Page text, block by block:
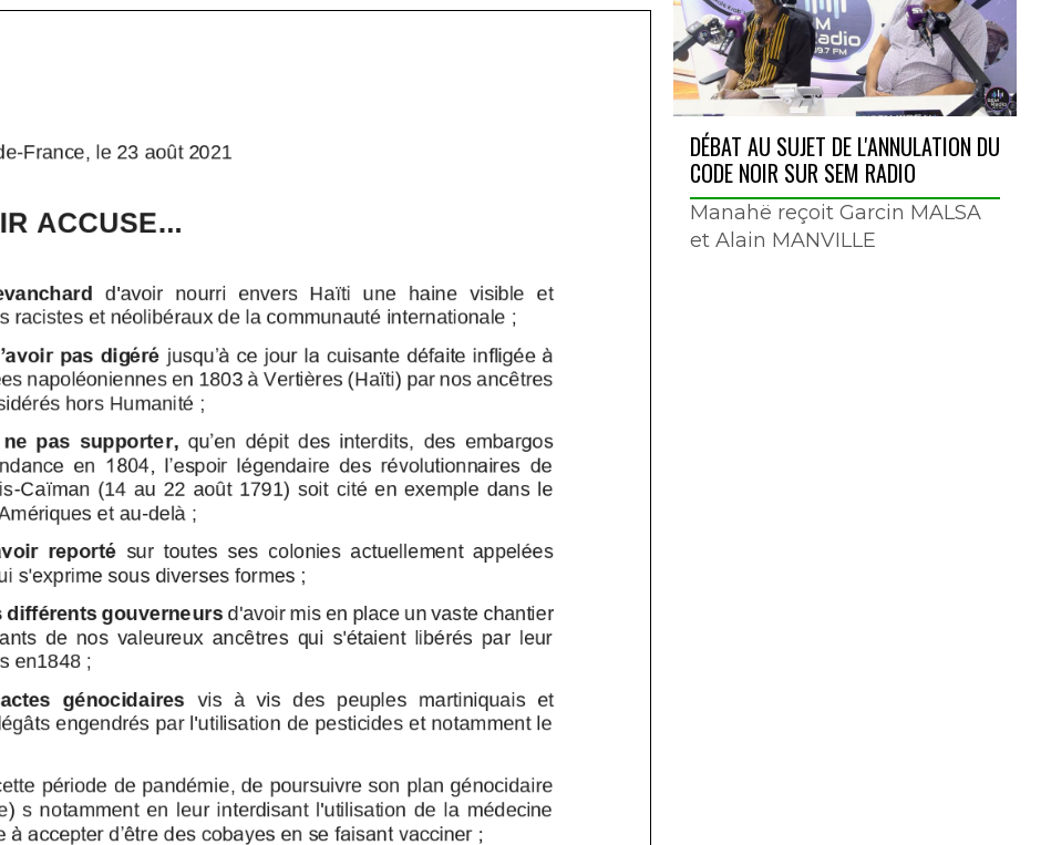
DÉBAT AU SUJET DE L'ANNULATION DU
CODE NOIR SUR SEM RADIO
Manahë reçoit Garcin MALSA
et Alain MANVILLE